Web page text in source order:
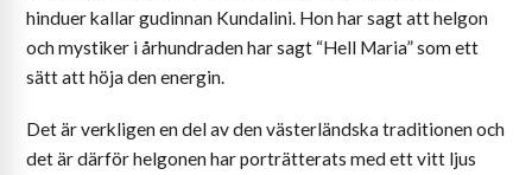
hinduer kallar gudinnan Kundalini. Hon har sagt att helgon
och mystiker i århundraden har sagt “Hell Maria” som ett
sätt att höja den energin.
Det är verkligen en del av den västerländska traditionen och
det är därför helgonen har porträtterats med ett vitt ljus